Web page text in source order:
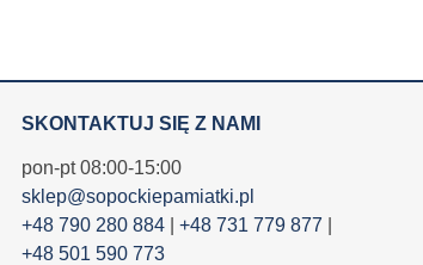
SKONTAKTUJ SIĘ Z NAMI
pon-pt 08:00-15:00
sklep@sopockiepamiatki.pl
+48 790 280 884| +48 731 779 877
+48 501 590 773